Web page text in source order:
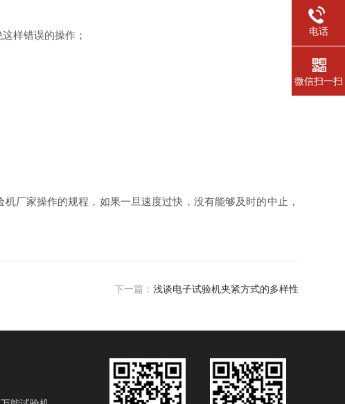
样错误的操作；
家操作的规程，如果一旦速度过快，没有能够及时的中止，
下一篇： 浅谈电子试验机夹紧方式的多样性
电话
微信扫一扫